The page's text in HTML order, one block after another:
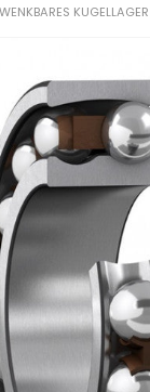
KUGELLAGER